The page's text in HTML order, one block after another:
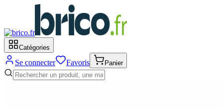
Catégories
Se connecter Favoris Panier